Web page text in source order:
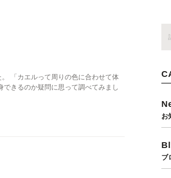
「カエルって周りの色に合わせて体
きるのか疑問に思って調べてみまし
お
ブ